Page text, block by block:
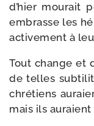
d’hier mou­rait
embrasse les
acti­ve­ment à
Tout change et
de telles
chré­tiens
mais ils